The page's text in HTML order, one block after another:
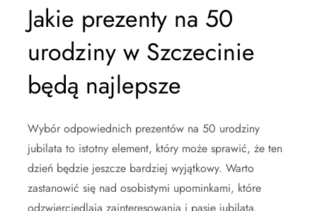
Jakie prezenty na 50
urodziny w Szczecinie
będą najlepsze
Wybór odpowiednich prezentów na 50 urodziny
jubilata to istotny element, który może sprawić, że ten
dzień będzie jeszcze bardziej wyjątkowy. Warto
zastanowić się nad osobistymi upominkami, które
odzwierciedlają zainteresowania i pasje jubilata.